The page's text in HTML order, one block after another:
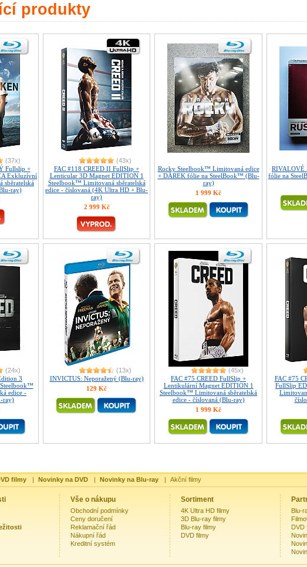
produkty
(37x)
Fullslip +
Exkluzívní
sběratelská
ray)
(43x)
FAC #118 CREED II FullSlip +
Lenticular 3D Magnet EDITION 1
Steelbook™ Limitovaná sběratelská
edice - číslovaná (4K Ultra HD + Blu-
ray)
2 999 Kč
Rocky Steelbook™ Limitovaná edice
+ DÁREK fólie na SteelBook™ (Blu-
ray)
1 999 Kč
RIVALOVÉ
fólie na
(24x)
3
edice -
ray)
(13x)
INVICTUS: Neporažený (Blu-ray)
129 Kč
(45x)
FAC #75 CREED FullSlip +
Lentikulární Magnet EDITION 1
Steelbook™ Limitovaná sběratelská
edice - číslovaná (Blu-ray)
1 999 Kč
FAC #75
FullSlip
filmy | Novinky na DVD | Novinky na Blu-ray | Akční filmy
Vše o nákupu
Obchodní podmínky
Ceny doručení
Reklamační řád
Nákupní řád
Kreditní systém
Sortiment
4K Ultra HD filmy
3D Blu-ray filmy
Blu-ray filmy
DVD filmy
Blu-
DVD